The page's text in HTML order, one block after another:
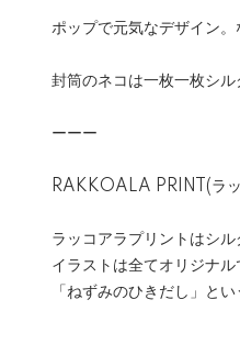
ポップで元気なデザイン。
封筒のネコは一枚一枚シル
ーーー
RAKKOALA PRINT(ラッ
ラッコアラプリントはシ
イラストは全てオリジナ
「ねずみのひきだし」と